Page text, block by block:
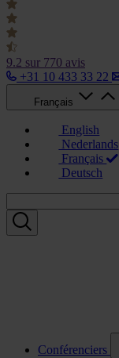
9.2 sur 770 avis
+31 10 433 33 22
Français
English
Nederlands
Français
Deutsch
Conférenciers